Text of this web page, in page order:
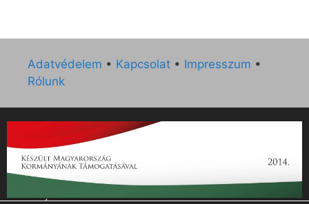
Adatvédelem • Kapcsolat • Impresszum •
Rólunk